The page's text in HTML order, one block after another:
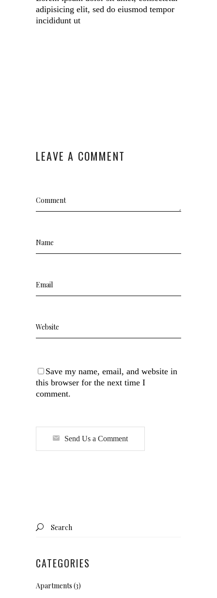
adipisicing elit, sed do eiusmod tempor
incididunt ut
LEAVE A COMMENT
Save my name, email, and website in
this browser for the next time I
comment.
Send Us a Comment
Search
for:
CATEGORIES
Apartments (3)